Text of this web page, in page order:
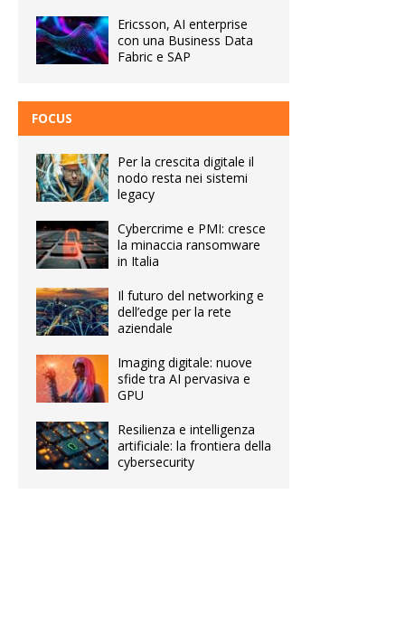
Ericsson, AI enterprise
con una Business Data
Fabric e SAP
FOCUS
Per la crescita digitale il
nodo resta nei sistemi
legacy
Cybercrime e PMI: cresce
la minaccia ransomware
in Italia
Il futuro del networking e
dell’edge per la rete
aziendale
Imaging digitale: nuove
sfide tra AI pervasiva e
GPU
Resilienza e intelligenza
artificiale: la frontiera della
cybersecurity